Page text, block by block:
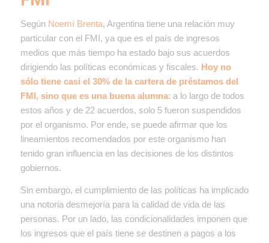
SegúnNoemí Brenta, Argentina tiene una relación muy
particular con el FMI, ya que es el país de ingresos
medios que más tiempo ha estado bajo sus acuerdos
dirigiendo las políticas económicas y fiscales. Hoy no
sólo tiene casi el 30% de la cartera de préstamos del
FMI, sino que es una buena alumna: a lo largo de todos
estos años y de 22 acuerdos, solo 5 fueron suspendidos
por el organismo. Por ende, se puede afirmar que los
lineamientos recomendados por este organismo han
tenido gran influencia en las decisiones de los distintos
gobiernos.
Sin embargo, el cumplimiento de las políticas ha implicado
una notoria desmejoría para la calidad de vida de las
personas. Por un lado, las condicionalidades imponen que
los ingresos que el país tiene se destinen a pagos a los